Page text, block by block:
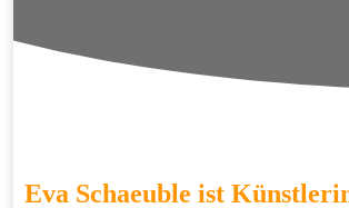
Eva Schaeuble ist